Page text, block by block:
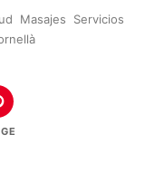
Masajes
Servicios